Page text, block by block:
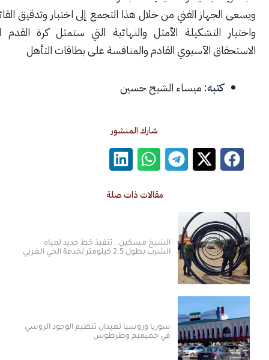
الفني من خلال هذا التجمع إلى اختبار وتدقيق القائمة الحالية،
التشكيلة الأمثل والنهائية التي ستمثل كرة القدم السورية في
الآسيوي القادم والمنافسة على بطاقات التأهل
ميساء الشيح حسين
شارك المنشور
مقالات ذات صلة
الشيخ مسكين.. تنفيذ خط جديد لمياه
الشرب بطول 2.5 كيلومتر لخدمة الحي الغربي
سوريا وروسيا تعيدان تنظيم الوجود الروسي
في حميميم وطرطوس